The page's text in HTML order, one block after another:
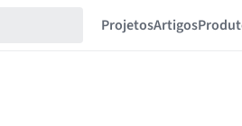
ProjetosArtigos